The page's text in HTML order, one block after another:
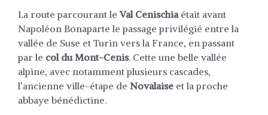
La route parcourant le Val Cenischiaétait avant
Napoléon Bonaparte le passage privilégié entre la
vallée de Suse et Turin vers la France, en passant
par le col du Mont-Cenis. Cette une belle vallée
alpine, avec notamment plusieurs cascades,
l’ancienne ville-étape de Novalaise et la proche
abbaye bénédictine.